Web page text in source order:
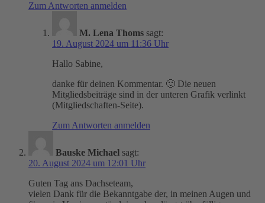
Zum Antworten anmelden
M. Lena Thoms sagt:
19. August 2024 um 11:36 Uhr
Hallo Sabine,
danke für deinen Kommentar. 🙂 Die neuen
Mitgliedsbeiträge sind in der unteren Grafik verlinkt
(Mitgliedschaften-Seite).
Zum Antworten anmelden
Bauske Michael sagt:
20. August 2024 um 12:01 Uhr
Guten Tag ans Dachseteam,
vielen Dank für die Bekanntgabe der, in meinen Augen und